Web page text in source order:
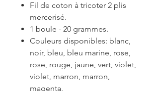
Fil de coton à tricoter 2 plis
mercerisé.
1 boule - 20 grammes.
Couleurs disponibles: blanc,
noir, bleu, bleu marine, rose,
rose, rouge, jaune, vert, violet,
violet, marron, marron,
magenta,